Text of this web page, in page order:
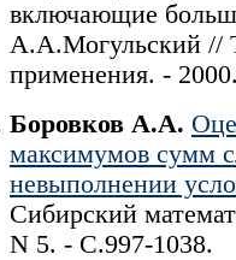
включающие
А.А.Могульский //
применения. -
Боровков А.А.
максимумов сумм
невыполнении
Сибирский
N 5. - С.997-1038.